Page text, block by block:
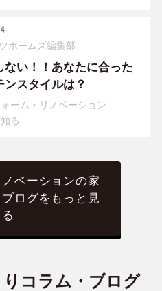
ホームズ編集部
ない！！あなたに合った
ンスタイルは？
ォーム・リノベーション
る
ベーションの家
ログをもっと見
る
コラム・ブログ